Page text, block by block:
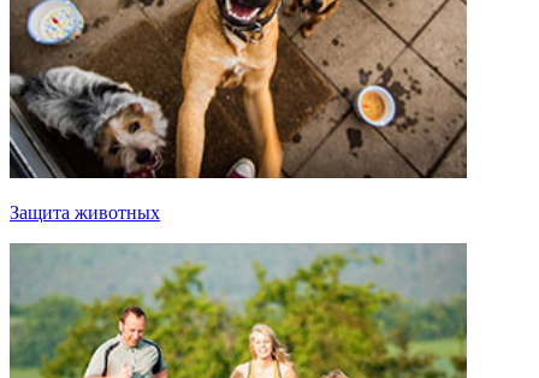
Защита животных